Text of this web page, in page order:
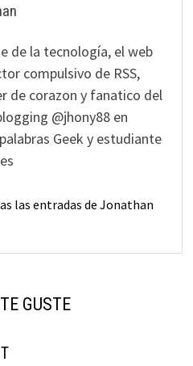
de la tecnología, el web
compulsivo de RSS,
de corazon y fanatico del
@jhony88 en
Geek y estudiante
las entradas de Jonathan
GUSTE